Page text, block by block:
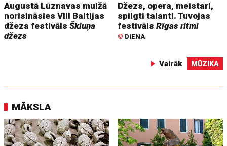
Augustā Lūznavas muižā
norisināsies VIII Baltijas
džeza festivālsŠkiuņa
džezs
Džezs, opera, meistari,
spilgti talanti. Tuvojas
festivālsRīgas ritmi
© DIENA
Vairāk MŪZIKA
MĀKSLA